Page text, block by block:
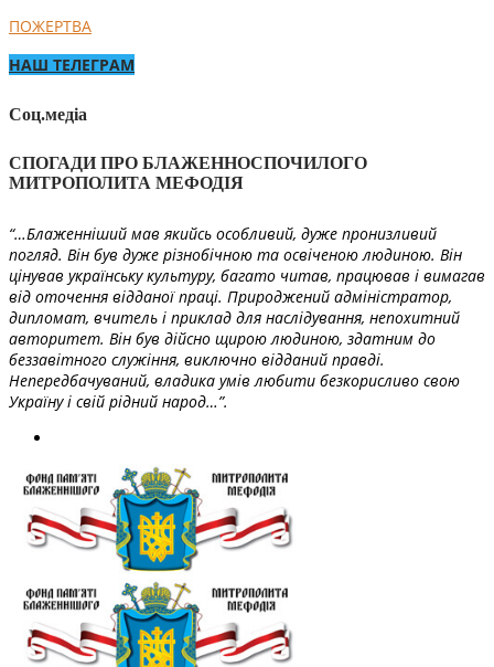
ПОЖЕРТВА
НАШ ТЕЛЕГРАМ
Соц.медіа
СПОГАДИ ПРО БЛАЖЕННОСПОЧИЛОГО
МИТРОПОЛИТА МЕФОДІЯ
“…Блаженніший мав якийсь особливий, дуже пронизливий
погляд. Він був дуже різнобічною та освіченою людиною. Він
цінував українську культуру, багато читав, працював і вимагав
від оточення відданої праці. Природжений адміністратор,
дипломат, вчитель і приклад для наслідування, непохитний
авторитет. Він був дійсно щирою людиною, здатним до
беззавітного служіння, виключно відданий правді.
Непередбачуваний, владика умів любити безкорисливо свою
Україну і свій рідний народ…”.